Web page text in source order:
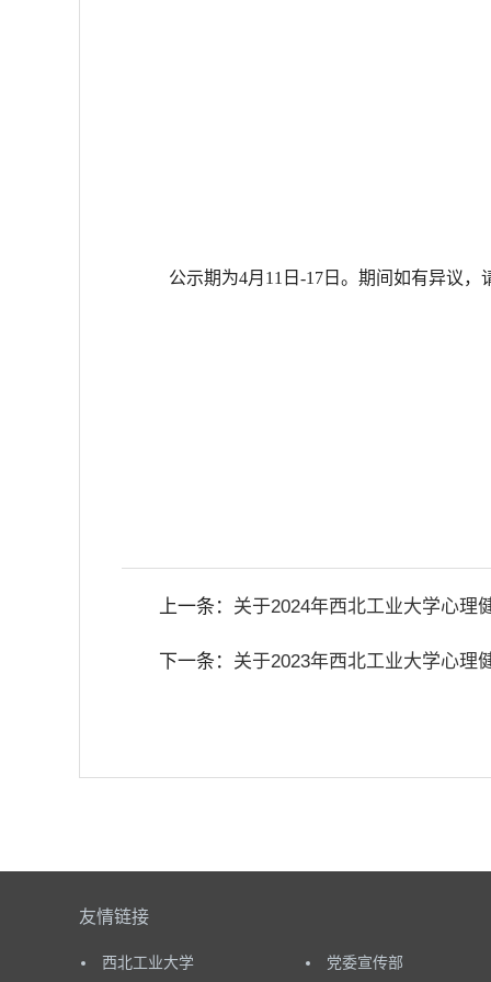
公示期为4月11 日-17日。期间如有异议，
上一条： 关于2024年西北工业大学心理
下一条： 关于2023年西北工业大学心理
友情链接
西北工业大学 党委宣传部